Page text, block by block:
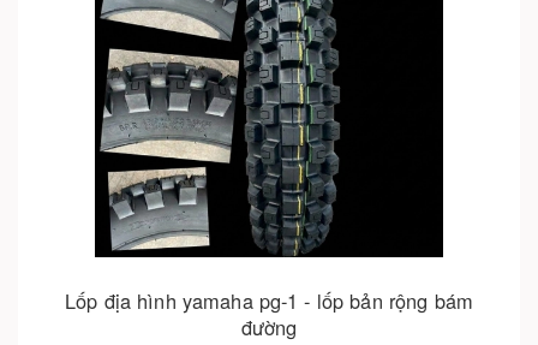
Lốp địa hình yamaha pg-1 - lốp bản rộng bám
đường
Cho vào giỏ hàng